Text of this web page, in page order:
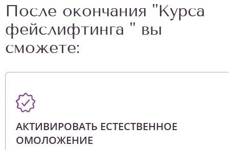
После окончания "Курса
фейслифтинга " вы
сможете:
АКТИВИРОВАТЬ ЕСТЕСТВЕННОЕ
ОМОЛОЖЕНИЕ